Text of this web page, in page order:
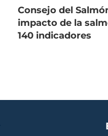
Consejo del
impacto de la
140 indicadores